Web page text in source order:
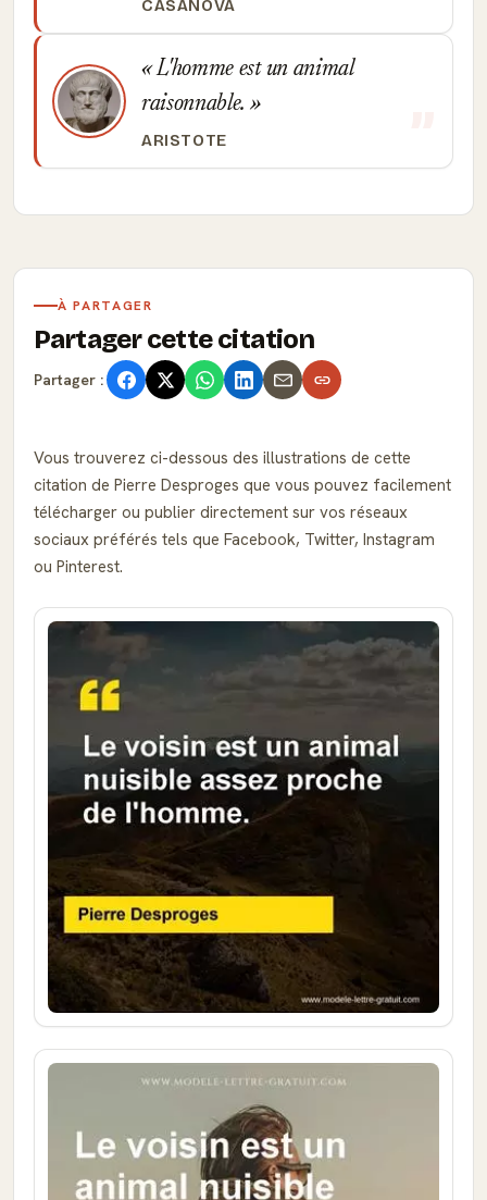
CASANOVA
L'homme est un animal
raisonnable.
ARISTOTE
À PARTAGER
Partager cette citation
Partager :
Vous trouverez ci-dessous des illustrations de cette
citation de Pierre Desproges que vous pouvez facilement
télécharger ou publier directement sur vos réseaux
sociaux préférés tels que Facebook, Twitter, Instagram
ou Pinterest.